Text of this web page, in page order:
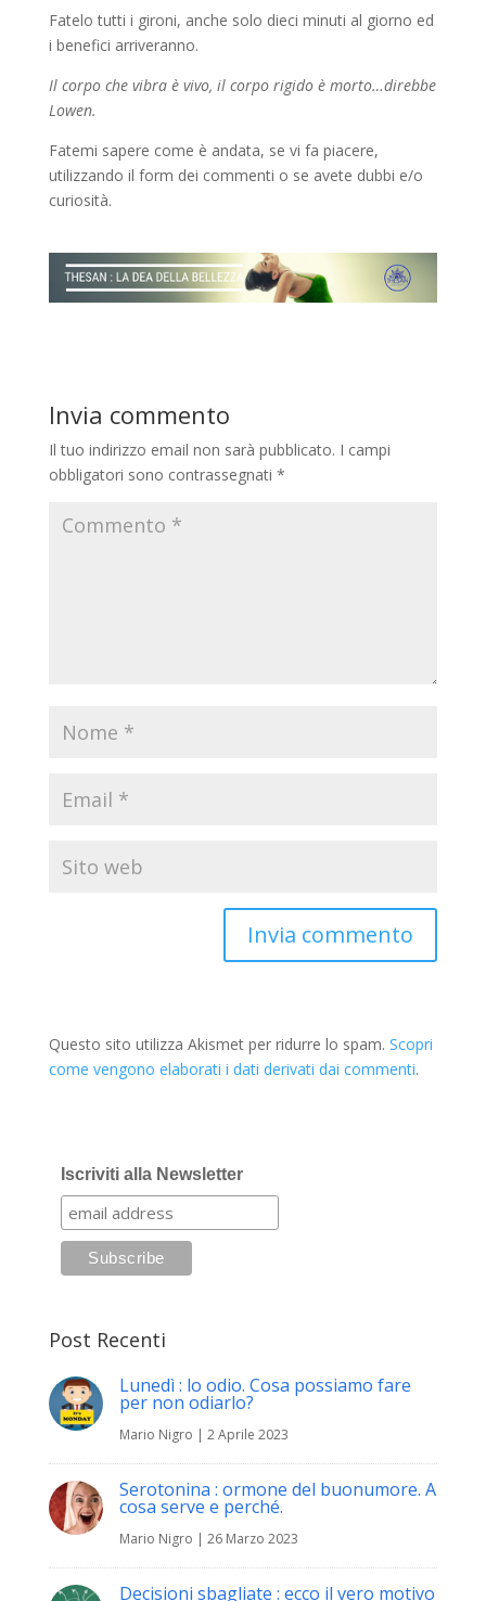
Fatelo tutti i gironi, anche solo dieci minuti al giorno ed
i benefici arriveranno.
Il corpo che vibra è vivo, il corpo rigido è morto…direbbe
Lowen.
Fatemi sapere come è andata, se vi fa piacere,
utilizzando il form dei commenti o se avete dubbi e/o
curiosità.
Invia commento
Il tuo indirizzo email non sarà pubblicato. I campi
obbligatori sono contrassegnati *
Questo sito utilizza Akismet per ridurre lo spam. Scopri
come vengono elaborati i dati derivati dai commenti.
Iscriviti alla Newsletter
Post Recenti
Lunedì : lo odio. Cosa possiamo fare
per non odiarlo?
Mario Nigro | 2 Aprile 2023
Serotonina : ormone del buonumore. A
cosa serve e perché.
Mario Nigro | 26 Marzo 2023
Decisioni sbagliate : ecco il vero motivo